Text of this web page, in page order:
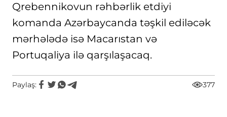
Qrebennikovun rəhbərlik etdiyi
komanda Azərbaycanda təşkil ediləcək
mərhələdə isə Macarıstan və
Portuqaliya ilə qarşılaşacaq.
Paylaş: 377